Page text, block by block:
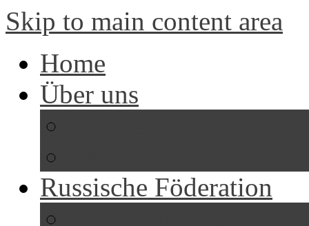
Skip to main content area
Home
Über uns
Russische Föderation